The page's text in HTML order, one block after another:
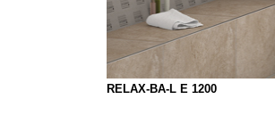
RELAX-BA-L E 1200